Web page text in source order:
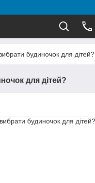
будиночок для дітей?
для дітей?